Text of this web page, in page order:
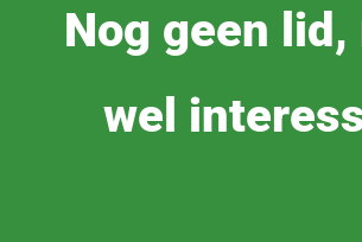
Nog geen lid,
wel